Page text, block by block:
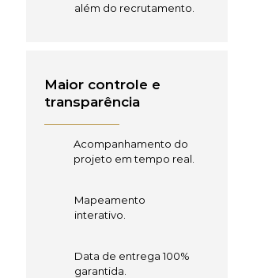
além do recrutamento.
Maior controle e
transparência
Acompanhamento do
projeto em tempo real.
Mapeamento
interativo.
Data de entrega 100%
garantida.